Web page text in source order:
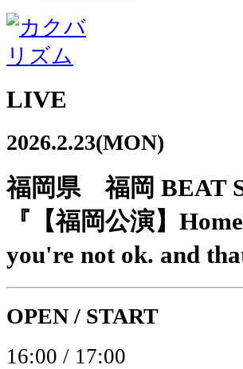
LIVE
2026.2.23(MON)
福岡県 福岡 BEAT
『【福岡公演】
you're not ok. and
OPEN / START
16:00 / 17:00